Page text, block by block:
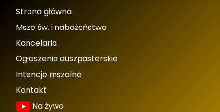
Strona główna
Msze św. i nabożeństwa
Kancelaria
Ogłoszenia duszpasterskie
Intencje mszalne
Kontakt
Na żywo